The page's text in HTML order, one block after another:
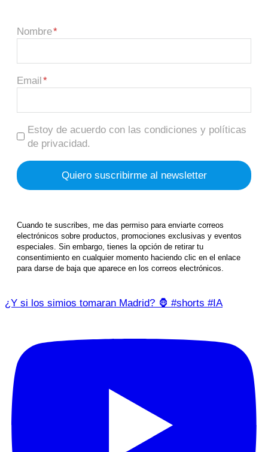
Nombre
Email
Estoy de acuerdo con las condiciones y políticas
de privacidad.
Cuando te suscribes, me das permiso para enviarte correos
electrónicos sobre productos, promociones exclusivas y eventos
especiales. Sin embargo, tienes la opción de retirar tu
consentimiento en cualquier momento haciendo clic en el enlace
para darse de baja que aparece en los correos electrónicos.
¿Y si los simios tomaran Madrid? 🦍 #shorts #IA